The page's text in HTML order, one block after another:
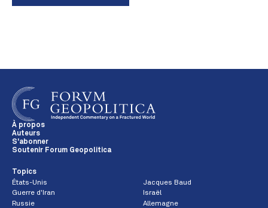
À propos
Auteurs
S'abonner
Soutenir Forum Geopolitica
Topics
États-Unis
Jacques Baud
Guerre d'Iran
Israël
Russie
Allemagne